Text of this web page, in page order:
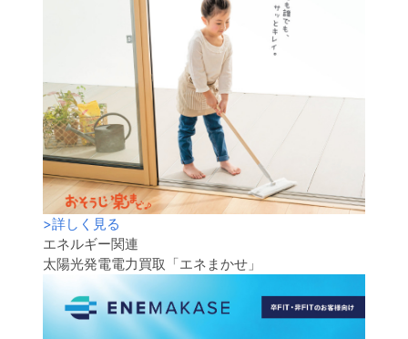
>詳しく見る
エネルギー関連
太陽光発電電力買取「エネまかせ」